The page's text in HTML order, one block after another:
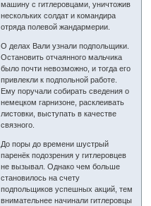
машину с гитлеровцами, уничтожив
нескольких солдат и командира
отряда полевой жандармерии.
О делах Вали узнали подпольщики.
Остановить отчаянного мальчика
было почти невозможно, и тогда его
привлекли к подпольной работе.
Ему поручали собирать сведения о
немецком гарнизоне, расклеивать
листовки, выступать в качестве
связного.
До поры до времени шустрый
паренёк подозрения у гитлеровцев
не вызывал. Однако чем больше
становилось на счету
подпольщиков успешных акций, тем
внимательнее начинали гитлеровцы